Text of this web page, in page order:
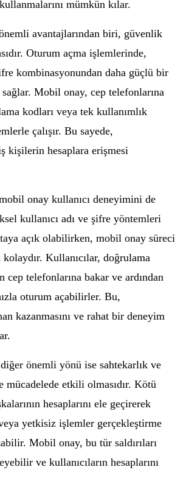
mümkün kılar.
avantajlarından biri, güvenlik
Oturum açma işlemlerinde,
kombinasyonundan daha güçlü bir
Mobil onay, cep telefonlarına
kodları veya tek kullanımlık
çalışır. Bu sayede,
kişilerin hesaplara erişmesi
onay kullanıcı deneyimini de
kullanıcı adı ve şifre yöntemleri
açık olabilirken, mobil onay süreci
kolaydır. Kullanıcılar, doğrulama
cep telefonlarına bakar ve ardından
oturum açabilirler. Bu,
kazanmasını ve rahat bir deneyim
önemli yönü ise sahtekarlık ve
mücadelede etkili olmasıdır. Kötü
hesaplarını ele geçirerek
yetkisiz işlemler gerçekleştirme
Mobil onay, bu tür saldırıları
ve kullanıcıların hesaplarını